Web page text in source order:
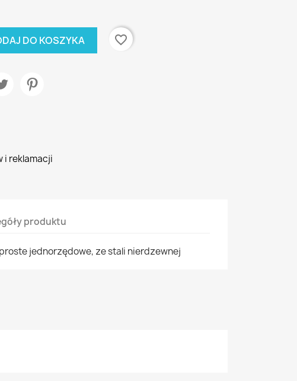
DO KOSZYKA favorite_border
i reklamacji
produktu
jednorzędowe, ze stali nierdzewnej